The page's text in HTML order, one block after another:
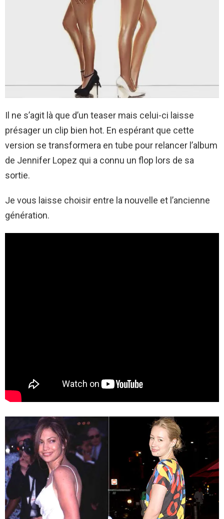
Il ne s’agit là que d’un teaser mais celui-ci laisse
présager un clip bien hot. En espérant que cette
version se transformera en tube pour relancer l’album
de Jennifer Lopez qui a connu un flop lors de sa
sortie.
Je vous laisse choisir entre la nouvelle et l’ancienne
génération.